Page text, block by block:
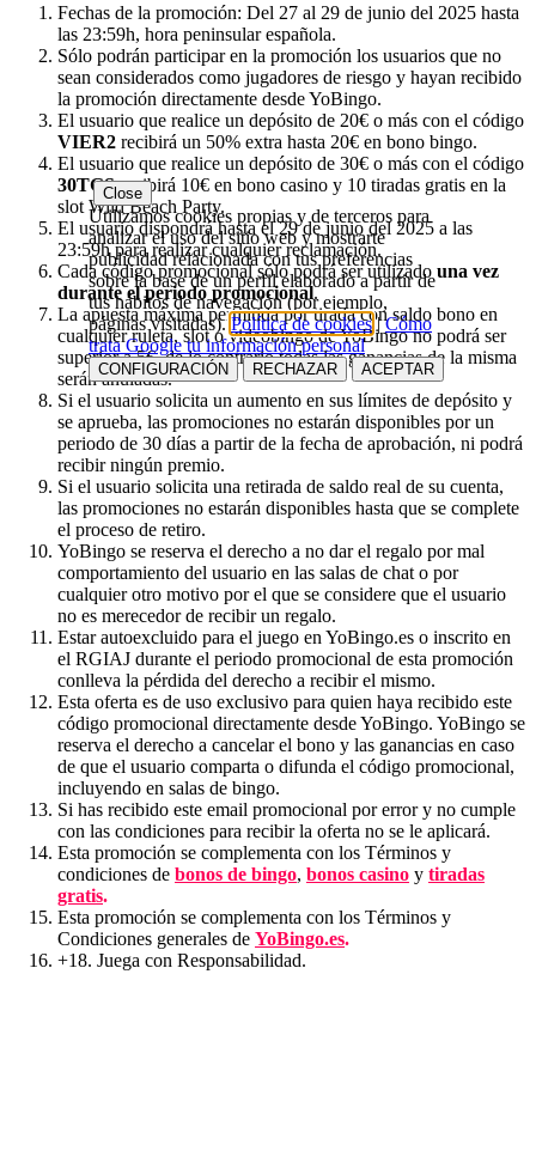
Fechas de la promoción: Del 27 al 29 de junio del 2025 hasta
las 23:59h, hora peninsular española.
Sólo podrán participar en la promoción los usuarios que no
sean considerados como jugadores de riesgo y hayan recibido
la promoción directamente desde YoBingo.
El usuario que realice un depósito de 20€ o más con el código
VIER2 recibirá un 50% extra hasta 20€ en bono bingo.
El usuario que realice un depósito de 30€ o más con el código
30TGSrecibirá 10€ en bono casino y 10 tiradas gratis en la
slot Wild Beach Party.
El usuario dispondrá hasta el 29 de junio del 2025 a las
23:59h para realizar cualquier reclamación.
Cada código promocional sólo podrá ser utilizado una vez
durante el periodo promocional.
La apuesta máxima permitida por tirada con saldo bono en
cualquier ruleta, slot o videobingo de YoBingo no podrá ser
superior a 5€, de lo contrario todas las ganancias de la misma
serán anuladas.
Si el usuario solicita un aumento en sus límites de depósito y
se aprueba, las promociones no estarán disponibles por un
periodo de 30 días a partir de la fecha de aprobación, ni podrá
recibir ningún premio.
Si el usuario solicita una retirada de saldo real de su cuenta,
las promociones no estarán disponibles hasta que se complete
el proceso de retiro.
YoBingo se reserva el derecho a no dar el regalo por mal
comportamiento del usuario en las salas de chat o por
cualquier otro motivo por el que se considere que el usuario
no es merecedor de recibir un regalo.
Estar autoexcluido para el juego en YoBingo.es o inscrito en
el RGIAJ durante el periodo promocional de esta promoción
conlleva la pérdida del derecho a recibir el mismo.
Esta oferta es de uso exclusivo para quien haya recibido este
código promocional directamente desde YoBingo. YoBingo se
reserva el derecho a cancelar el bono y las ganancias en caso
de que el usuario comparta o difunda el código promocional,
incluyendo en salas de bingo.
Si has recibido este email promocional por error y no cumple
con las condiciones para recibir la oferta no se le aplicará.
Esta promoción se complementa con los Términos y
condiciones de bonos de bingo, bonos casino y tiradas
gratis.
Esta promoción se complementa con los Términos y
Condiciones generales de YoBingo.es.
+18. Juega con Responsabilidad.
Close
Utilizamos cookies propias y de terceros para
analizar el uso del sitio web y mostrarte
publicidad relacionada con tus preferencias
sobre la base de un perfil elaborado a partir de
tus hábitos de navegación (por ejemplo,
páginas visitadas).Política de cookies|Cómo
trata Google tu información personal
CONFIGURACIÓN RECHAZAR ACEPTAR